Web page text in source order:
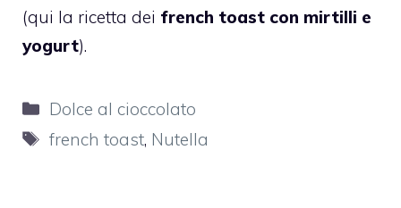
(qui la ricetta dei french toast con mirtilli e
yogurt).
Categorie
Dolce al cioccolato
Tag
french toast, Nutella